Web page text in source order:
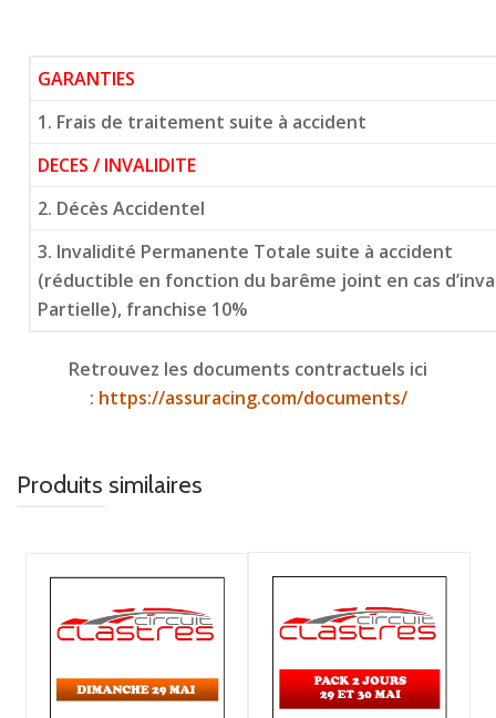
GARANTIES
1. Frais de traitement suite à accident
DECES / INVALIDITE
2. Décès Accidentel
3. Invalidité Permanente Totale suite à accident
(réductible en fonction du barême joint en cas
Partielle), franchise 10%
Retrouvez les documents contractuels ici
: https://assuracing.com/documents/
Produits similaires